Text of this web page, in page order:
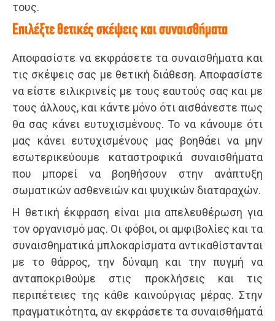
τους.
Επιλέξτε θετικές σκέψεις και συναισθήματα
Αποφασίστε να εκφράσετε τα συναισθήματα και
τις σκέψεις σας με θετική διάθεση. Αποφασίστε
να είστε ειλικρινείς με τους εαυτούς σας και με
τους άλλους, και κάντε μόνο ότι αισθάνεστε πως
θα σας κάνει ευτυχισμένους. Το να κάνουμε ότι
μας κάνει ευτυχισμένους μας βοηθάει να μην
εσωτερικεύουμε καταστροφικά συναισθήματα
που μπορεί να βοηθήσουν στην ανάπτυξη
σωματικών ασθενειών και ψυχικών διαταραχών.
Η θετική έκφραση είναι μια απελευθέρωση για
τον οργανισμό μας. Οι φόβοι, οι αμφιβολίες και τα
συναισθηματικά μπλοκαρίσματα αντικαθίστανται
με το θάρρος, την δύναμη και την πυγμή να
ανταποκριθούμε στις προκλήσεις και τις
περιπέτειες της κάθε καινούργιας μέρας. Στην
πραγματικότητα, αν εκφράσετε τα συναισθήματά